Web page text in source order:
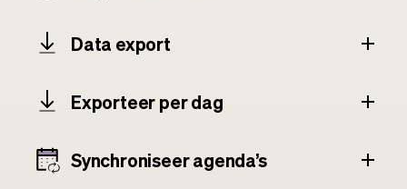
Data export
Exporteer per dag
Synchroniseer agenda’s